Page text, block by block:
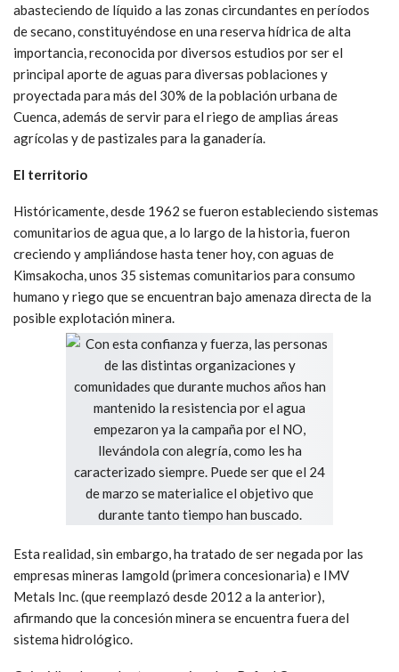
abasteciendo de líquido a las zonas circundantes en períodos
de secano, constituyéndose en una reserva hídrica de alta
importancia, reconocida por diversos estudios por ser el
principal aporte de aguas para diversas poblaciones y
proyectada para más del 30% de la población urbana de
Cuenca, además de servir para el riego de amplias áreas
agrícolas y de pastizales para la ganadería.
El territorio
Históricamente, desde 1962 se fueron estableciendo sistemas
comunitarios de agua que, a lo largo de la historia, fueron
creciendo y ampliándose hasta tener hoy, con aguas de
Kimsakocha, unos 35 sistemas comunitarios para consumo
humano y riego que se encuentran bajo amenaza directa de la
posible explotación minera.
Esta realidad, sin embargo, ha tratado de ser negada por las
empresas mineras Iamgold (primera concesionaria) e IMV
Metals Inc. (que reemplazó desde 2012 a la anterior),
afirmando que la concesión minera se encuentra fuera del
sistema hidrológico.